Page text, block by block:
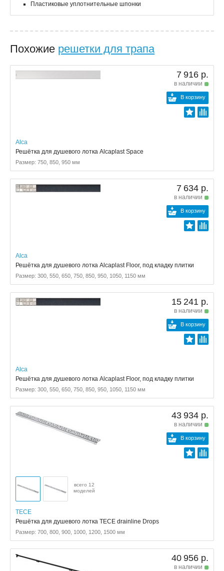
Пластиковые уплотнительные шпонки
Похожие решетки для трапа
7 916 р.
в наличии
В корзину
Alca
Решётка для душевого лотка Alcaplast Space
Размер: 750, 850, 950 мм
7 634 р.
в наличии
В корзину
Alca
Решётка для душевого лотка Alcaplast Floor, под кладку плитки
Размер: 300, 550, 650, 750, 850, 950, 1050, 1150 мм
15 241 р.
в наличии
В корзину
Alca
Решётка для душевого лотка Alcaplast Floor, под кладку плитки
Размер: 300, 550, 650, 750, 850, 950, 1050, 1150 мм
43 934 р.
в наличии
В корзину
всего 12
моделей
TECE
Решётка для душевого лотка TECE drainline Drops
Размер: 700, 800, 900, 1000, 1200, 1500 мм
40 956 р.
в наличии